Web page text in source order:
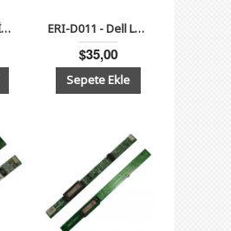
ERI-D009 - Dell İnspiron 2650, 4150 Serisi Lcd İnverter Board 14.1" ERI-D011 - Dell Latitude C600,C610,C640, Inspiron 4000, 4100, 4150, 8000 Serisi Lcd İnverter Board 14.1"
$35,00